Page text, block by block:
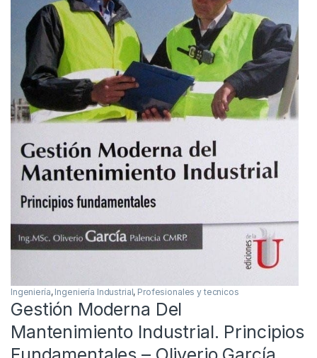
Ingeniería, Ingeniería Industrial, Profesionales y tecnicos
Gestión Moderna Del
Mantenimiento Industrial. Principios